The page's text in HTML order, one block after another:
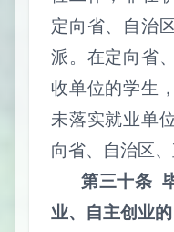
定向省、自治
派。在定向省
收单位的学生
未落实就业单
向省、自治区、
第三十条
业、自主创业的